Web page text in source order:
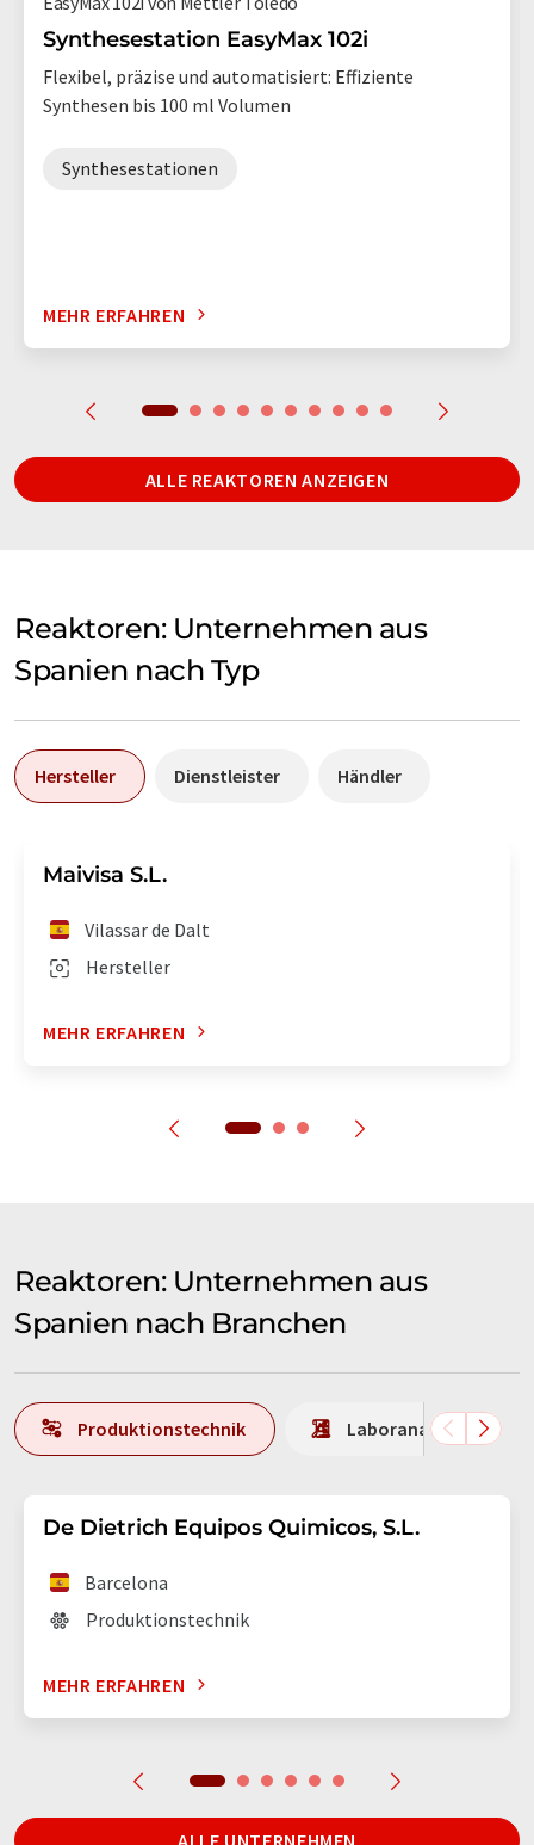
Synthesestation EasyMax 102i
Flexibel, präzise und automatisiert: Effiziente
Synthesen bis 100 ml Volumen
Synthesestationen
MEHR ERFAHREN
ALLE REAKTOREN ANZEIGEN
Reaktoren: Unternehmen aus
Spanien nach Typ
Hersteller Dienstleister Händler
Maivisa S.L.
Hersteller
Vilassar de Dalt
MEHR ERFAHREN
Reaktoren: Unternehmen aus
Spanien nach Branchen
Produktionstechnik Laboranalytik /
De Dietrich Equipos Quimicos, S.L.
Barcelona
Produktionstechnik
MEHR ERFAHREN
ALLE UNTERNEHMEN